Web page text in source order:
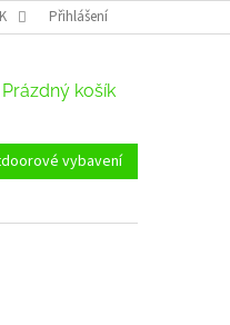
REKLAMAČNÍ ŘÁD -
Přihlášení
NÁKUPNÍ
Prázdný košík
vybavení